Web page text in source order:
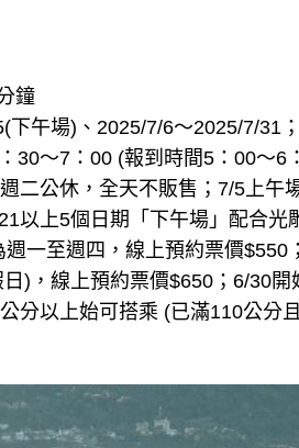
鐘
下午場)、2025/7/6～2025/7/31
30～7：00 (報到時間5：00～6
二公休，全天不販售；7/5上午
以上5個日期「下午場」配合
一至週四，線上預約票價
)，線上預約票價$650；6/30
分以上始可搭乘 (已滿110公分